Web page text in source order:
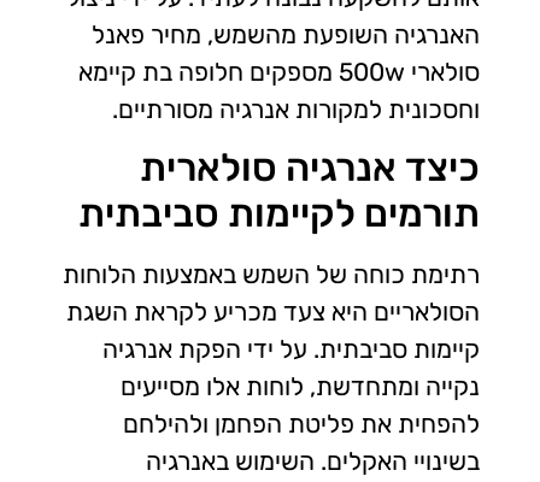
האנרגיה השופעת מהשמש, מחיר פאנל
סולארי 500w מספקים חלופה בת קיימא
וחסכונית למקורות אנרגיה מסורתיים.
כיצד אנרגיה סולארית
תורמים לקיימות סביבתית
רתימת כוחה של השמש באמצעות הלוחות
הסולאריים היא צעד מכריע לקראת השגת
קיימות סביבתית. על ידי הפקת אנרגיה
נקייה ומתחדשת, לוחות אלו מסייעים
להפחית את פליטת הפחמן ולהילחם
בשינויי האקלים. השימוש באנרגיה